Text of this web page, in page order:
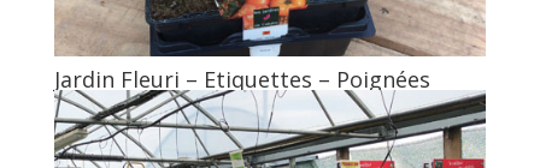
Jardin Fleuri – Etiquettes – Poignées